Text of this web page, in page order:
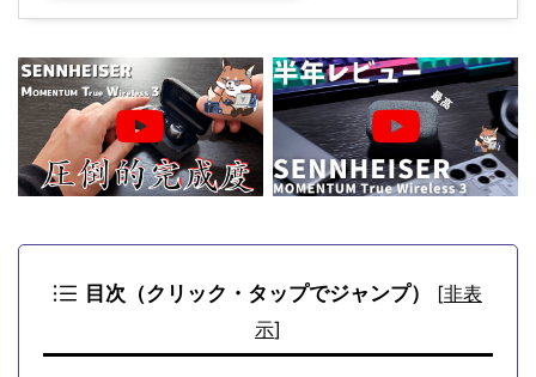
目次（クリック・タップでジャンプ） [非表
示]